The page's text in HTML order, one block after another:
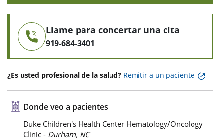
Llame para concertar una cita
919-684-3401
¿Es usted profesional de la salud? Remitir a un paciente
Donde veo a pacientes
Duke Children's Health Center Hematology/Oncology
Clinic - Durham, NC